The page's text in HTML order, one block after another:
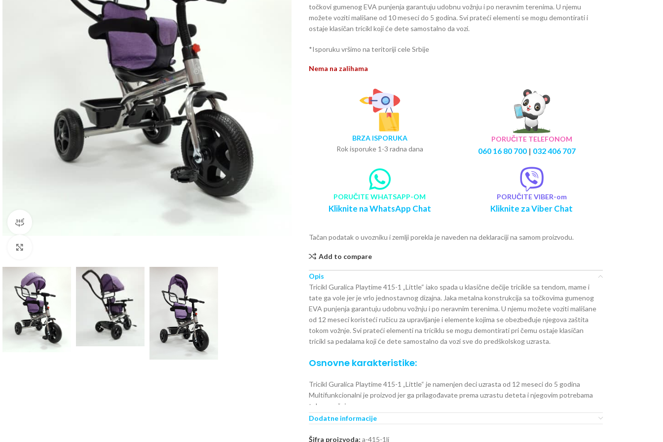
točkovi gumenog EVA punjenja garantuju udobnu vožnju i po neravnim terenima. U njemu
možete voziti mališane od 10 meseci do 5 godina. Svi prateći elementi se mogu demontirati i
ostaje klasičan tricikl koji će dete samostalno da vozi.
*Isporuku vršimo na teritoriji cele Srbije
Nema na zalihama
BRZA ISPORUKA
Rok isporuke 1-3 radna dana
PORUČITE TELEFONOM
060 16 80 700| 032 406 707
PORUČITE WHATSAPP-OM
Kliknite na WhatsApp Chat
PORUČITE VIBER-om
Kliknite za Viber Chat
Tačan podatak o uvozniku i zemlji porekla je naveden na deklaraciji na samom proizvodu.
Add to compare
Opis
Tricikl Guralica Playtime 415-1 „Little“ iako spada u klasične dečije tricikle sa tendom, mame i
tate ga vole jer je vrlo jednostavnog dizajna. Jaka metalna konstrukcija sa točkovima gumenog
EVA punjenja garantuju udobnu vožnju i po neravnim terenima. U njemu možete voziti mališane
od 12 meseci koristeći ručicu za upravljanje i elemente kojima se obezbeđuje njegova zaštita
tokom vožnje. Svi prateći elementi na triciklu se mogu demontirati pri čemu ostaje klasičan
tricikl sa pedalama koji će dete samostalno da vozi sve do predškolskog uzrasta.
Osnovne karakteristike:
Tricikl Guralica Playtime 415-1 „Little“ je namenjen deci uzrasta od 12 meseci do 5 godina
Multifunkcionalni je proizvod jer ga prilagođavate prema uzrastu deteta i njegovim potrebama
tokom vožnje
Jaka metalna konstrukcija cini osnovu ovog tricikla-guralice, čija je duzina oko 90 cm, a visina
Plasticni delovi su izradjeni od jake plastike koja je otporna na atmosferske prilike i ne bledi na
Dodatne informacije
Šifra proizvoda: a-415-1lj